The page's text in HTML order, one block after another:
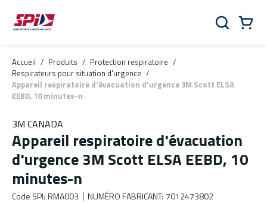
Aller au contenu principal
Skip to menu
Skip to footer
Rechercher
Accueil / Produits / Protection respiratoire /
Respirateurs pour situation d'urgence /
Appareil respiratoire d'évacuation d'urgence 3M Scott ELSA
EEBD, 10 minutes-n
3M CANADA
Appareil respiratoire d'évacuation
d'urgence 3M Scott ELSA EEBD, 10
minutes-n
Code SPI: RMA003 NUMÉRO FABRICANT: 7012473802